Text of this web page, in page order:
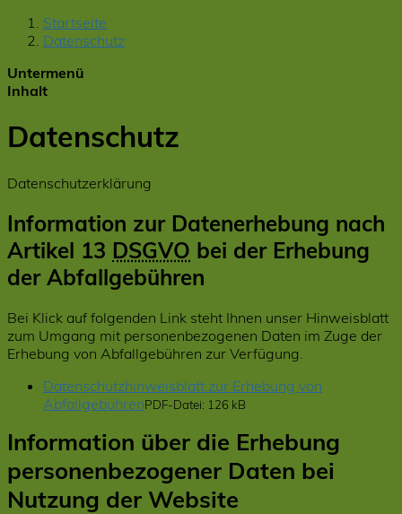
Startseite
Datenschutz
Untermenü
Inhalt
Datenschutz
Datenschutzerklärung
Information zur Datenerhebung nach
Artikel 13 DSGVO bei der Erhebung
der Abfallgebühren
Bei Klick auf folgenden Link steht Ihnen unser Hinweisblatt
zum Umgang mit personenbezogenen Daten im Zuge der
Erhebung von Abfallgebühren zur Verfügung.
Datenschutzhinweisblatt zur Erhebung von
AbfallgebührenPDF-Datei: 126 kB
Information über die Erhebung
personenbezogener Daten bei
Nutzung der Website